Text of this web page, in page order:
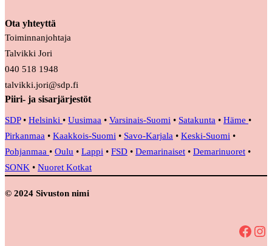
Ota yhteyttä
Toiminnanjohtaja
Talvikki Jori
040 518 1948
talvikki.jori@sdp.fi
Piiri- ja sisarjärjestöt
SDP• Helsinki • Uusimaa • Varsinais-Suomi • Satakunta • Häme •
Pirkanmaa • Kaakkois-Suomi • Savo-Karjala • Keski-Suomi •
Pohjanmaa • Oulu • Lappi • FSD • Demarinaiset • Demarinuoret •
SONK • Nuoret Kotkat
© 2024 Sivuston nimi
Facebook Instagram